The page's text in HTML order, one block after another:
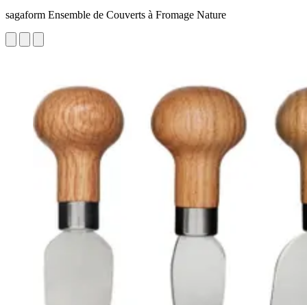
sagaform Ensemble de Couverts à Fromage Nature